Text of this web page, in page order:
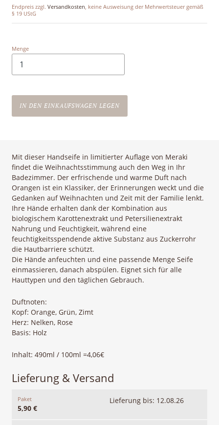
Endpreis zzgl. Versandkosten , keine Ausweisung der Mehrwertsteuer gemäß
§ 19 UStG
Menge
IN DEN EINKAUFSWAGEN LEGEN
Mit dieser Handseife in limitierter Auflage von Meraki
findet die Weihnachtsstimmung auch den Weg in Ihr
Badezimmer. Der erfrischende und warme Duft nach
Orangen ist ein Klassiker, der Erinnerungen weckt und die
Gedanken auf Weihnachten und Zeit mit der Familie lenkt.
Ihre Hände erhalten dank der Kombination aus
biologischem Karottenextrakt und Petersilienextrakt
Nahrung und Feuchtigkeit, während eine
feuchtigkeitsspendende aktive Substanz aus Zuckerrohr
die Hautbarriere schützt.
Die Hände anfeuchten und eine passende Menge Seife
einmassieren, danach abspülen. Eignet sich für alle
Hauttypen und den täglichen Gebrauch.
Duftnoten:
Kopf: Orange, Grün, Zimt
Herz: Nelken, Rose
Basis: Holz
Inhalt: 490ml / 100ml =4,06€
Lieferung & Versand
Paket
5,90 €
Lieferung bis: 12.08.26